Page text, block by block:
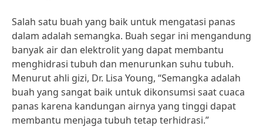
Salah satu buah yang baik untuk mengatasi panas
dalam adalah semangka. Buah segar ini mengandung
banyak air dan elektrolit yang dapat membantu
menghidrasi tubuh dan menurunkan suhu tubuh.
Menurut ahli gizi, Dr. Lisa Young, “Semangka adalah
buah yang sangat baik untuk dikonsumsi saat cuaca
panas karena kandungan airnya yang tinggi dapat
membantu menjaga tubuh tetap terhidrasi.”